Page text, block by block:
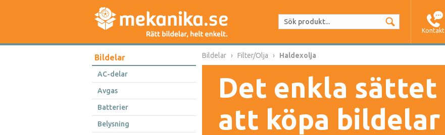
Kontakt
Bildelar
AC-delar
Avgas
Batterier
Belysning
Bildelar Filter/Olja Haldexolja
Det enkla sättet
att köpa bildelar